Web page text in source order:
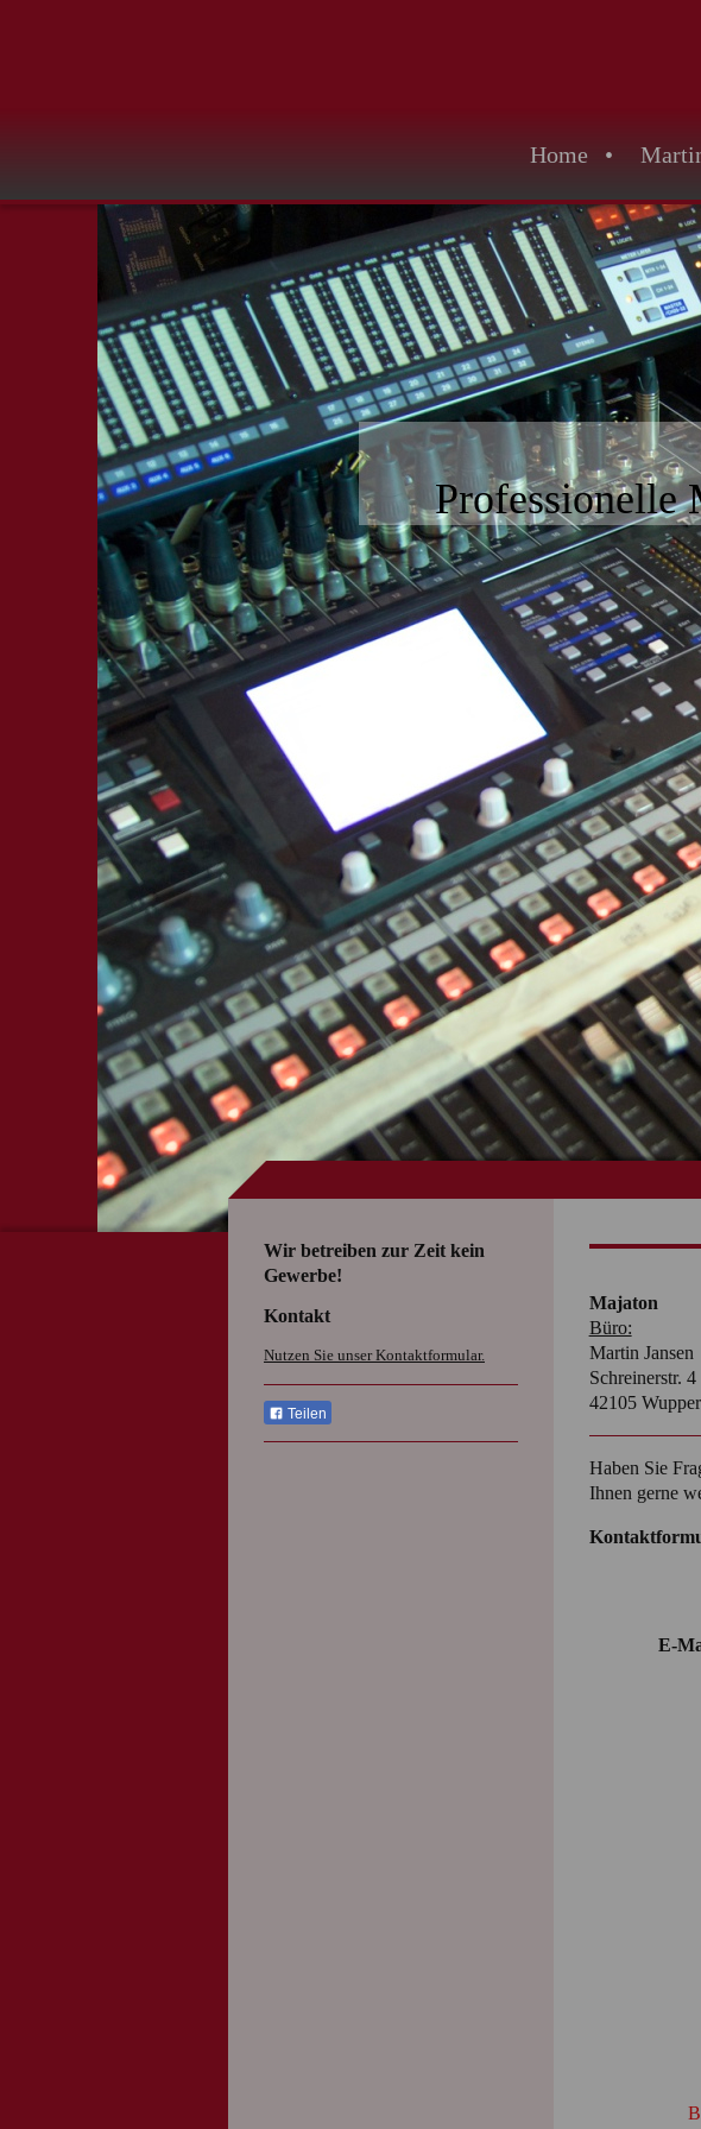
Home
Professionelle
Majaton
Büro:
Martin
42105
Haben Sie
Ihnen gerne
E-
Wir betreiben zur Zeit kein
Gewerbe!
Kontakt
Nutzen Sie unser Kontaktformular.
Teilen